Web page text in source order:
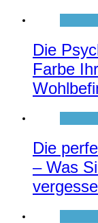
Die
Farbe
Die
– Was